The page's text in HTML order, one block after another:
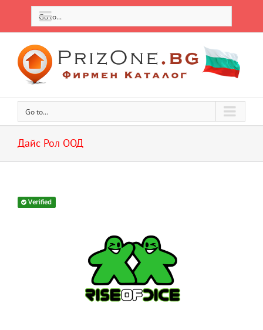
Go to...
Go to...
Дайс Рол ООД
Verified